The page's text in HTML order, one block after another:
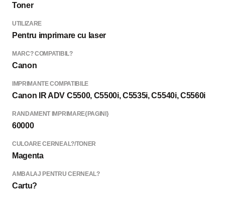
Toner
UTILIZARE
Pentru imprimare cu laser
MARC? COMPATIBIL?
Canon
IMPRIMANTE COMPATIBILE
Canon IR ADV C5500, C5500i, C5535i, C5540i, C5560i
RANDAMENT IMPRIMARE{PAGINI}
60000
CULOARE CERNEAL?/TONER
Magenta
AMBALAJ PENTRU CERNEAL?
Cartu?